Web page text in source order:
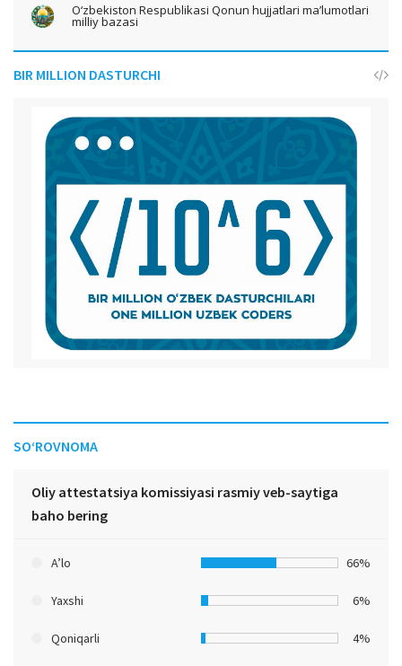
O‘zbekiston Respublikasi Qonun hujjatlari ma’lumotlari
milliy bazasi
BIR MILLION DASTURCHI
SO‘ROVNOMA
Oliy attestatsiya komissiyasi rasmiy veb-saytiga
baho bering
A’lo 66%
Yaxshi 6%
Qoniqarli 4%